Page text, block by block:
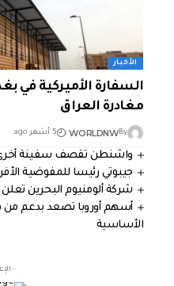
الأخبار
السفارة الأميركية في
مغادرة العراق
By
WORLDNW 5 أشهر ago
واشنطن تقصف سفينة أخرى
جيبوتي رئيسا للمفوضية
شركة ألومنيوم البحرين
أسهم أوروبا تصعد بدعم من
الأساسية
-